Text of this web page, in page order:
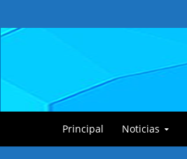
Principal Noticias